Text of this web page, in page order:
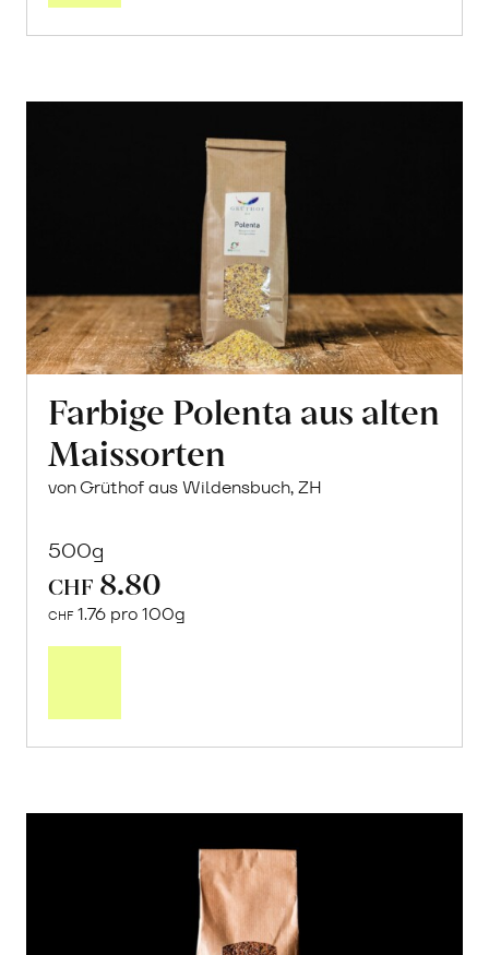
Farbige Polenta aus alten
Maissorten
von Grüthof aus Wildensbuch, ZH
500g
CHF 8.80
CHF 1.76 pro 100g